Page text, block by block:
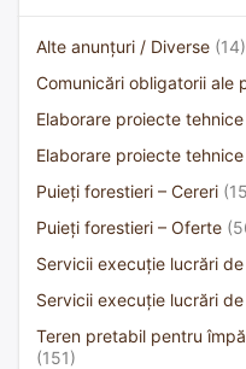
Alte anunțuri / Diverse (14)
Comunicări obligatorii ale
Elaborare proiecte
Elaborare proiecte
Puieți forestieri – Cereri
Puieți forestieri – Oferte
Servicii execuție lucrări
Servicii execuție lucrări
Teren pretabil pentru
(151)